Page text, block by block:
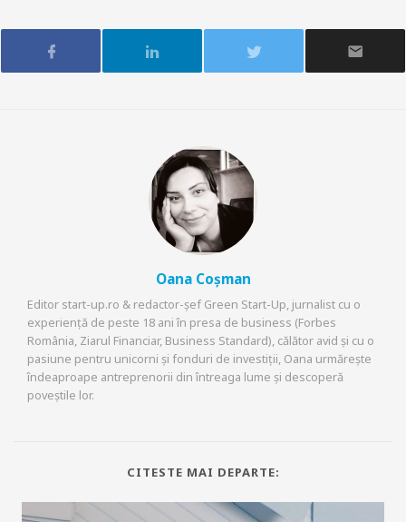
Oana Coșman
Editor start-up.ro & redactor-șef Green Start-Up, jurnalist cu o
experiență de peste 18 ani în presa de business (Forbes
România, Ziarul Financiar, Business Standard), călător avid și cu o
pasiune pentru unicorni și fonduri de investiții, Oana urmărește
îndeaproape antreprenorii din întreaga lume și descoperă
poveștile lor.
CITESTE MAI DEPARTE: